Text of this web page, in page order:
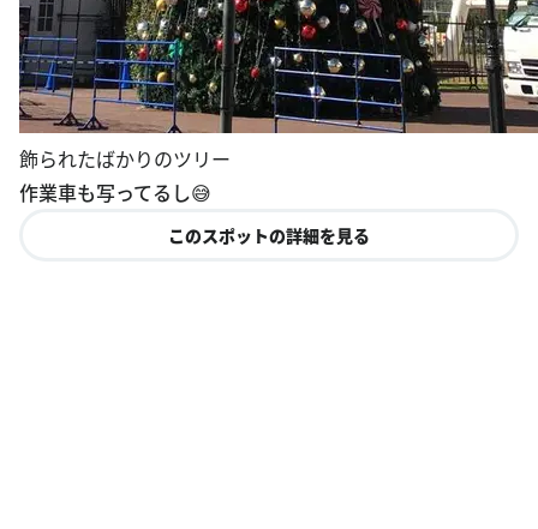
飾られたばかりのツリー
作業車も写ってるし😅
このスポットの詳細を見る